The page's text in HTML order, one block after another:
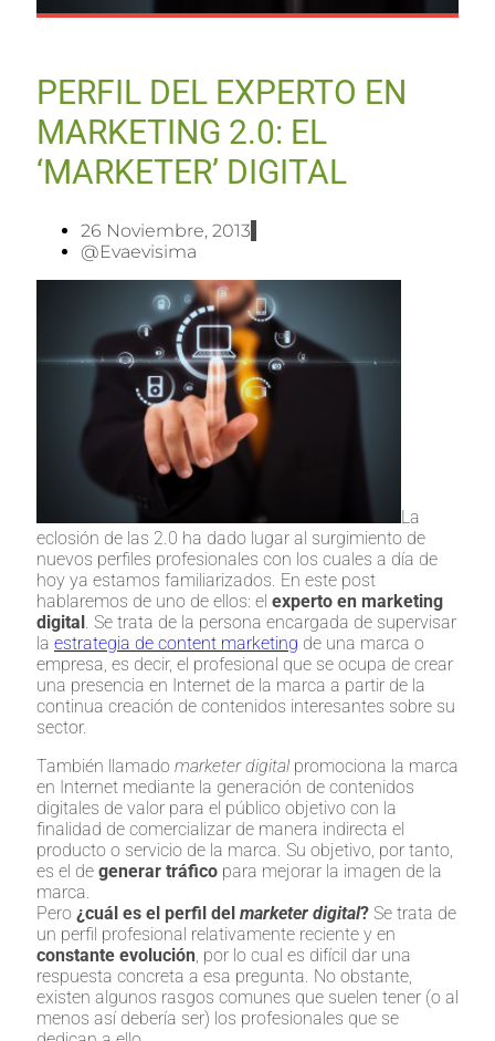
PERFIL DEL EXPERTO EN
MARKETING 2.0: EL
‘MARKETER’ DIGITAL
26 Noviembre, 2013
@evaevisima
La
eclosión de las 2.0 ha dado lugar al surgimiento de
nuevos perfiles profesionales con los cuales a día de
hoy ya estamos familiarizados. En este post
hablaremos de uno de ellos: el experto en marketing
digital. Se trata de la persona encargada de supervisar
la estrategia de content marketing de una marca o
empresa, es decir, el profesional que se ocupa de crear
una presencia en Internet de la marca a partir de la
continua creación de contenidos interesantes sobre su
sector.
También llamado marketer digitalpromociona la marca
en Internet mediante la generación de contenidos
digitales de valor para el público objetivo con la
finalidad de comercializar de manera indirecta el
producto o servicio de la marca. Su objetivo, por tanto,
es el de generar tráfico para mejorar la imagen de la
marca.
Pero ¿cuál es el perfil del marketer digital? Se trata de
un perfil profesional relativamente reciente y en
constante evolución, por lo cual es difícil dar una
respuesta concreta a esa pregunta. No obstante,
existen algunos rasgos comunes que suelen tener (o al
menos así debería ser) los profesionales que se